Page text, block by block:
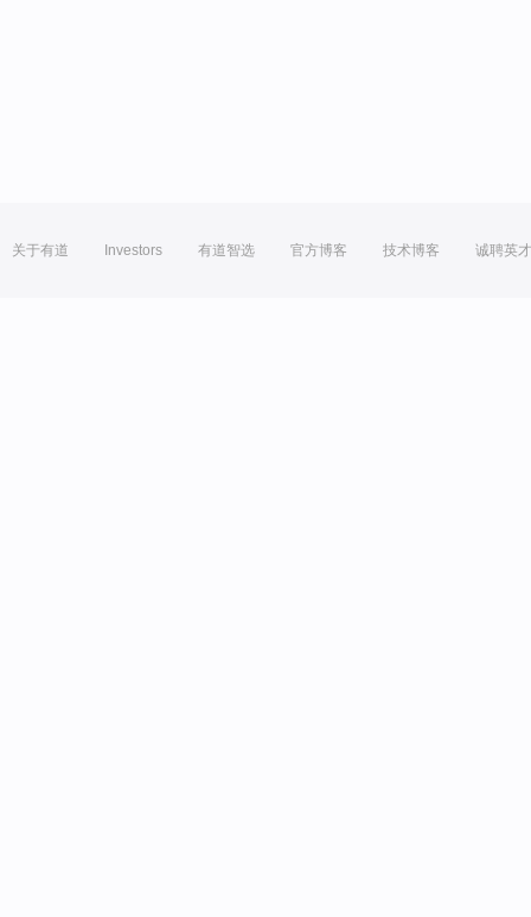
关于有道 Investors 有道智选 官方博客 技术博客 诚聘英才